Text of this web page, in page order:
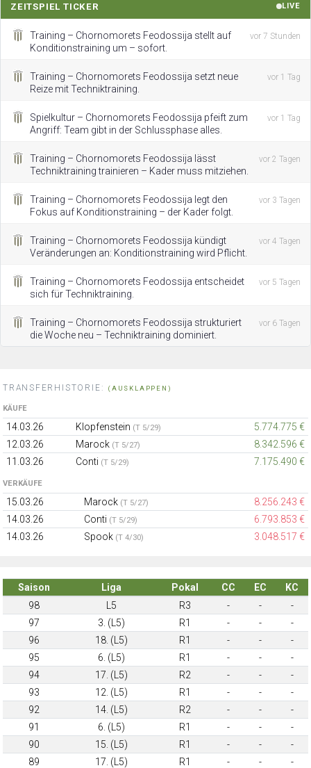
ZEITSPIEL TICKER LIVE
Training – Chornomorets Feodossija stellt auf
Konditionstraining um – sofort.
vor 7 Stunden
Training – Chornomorets Feodossija setzt neue
Reize mit Techniktraining.
vor 1 Tag
Spielkultur – Chornomorets Feodossija pfeift zum
Angriff: Team gibt in der Schlussphase alles.
vor 1 Tag
Training – Chornomorets Feodossija lässt
Techniktraining trainieren – Kader muss mitziehen.
vor 2 Tagen
Training – Chornomorets Feodossija legt den
Fokus auf Konditionstraining – der Kader folgt.
vor 3 Tagen
Training – Chornomorets Feodossija kündigt
Veränderungen an: Konditionstraining wird Pflicht.
vor 4 Tagen
Training – Chornomorets Feodossija entscheidet
sich für Techniktraining.
vor 5 Tagen
Training – Chornomorets Feodossija strukturiert
die Woche neu – Techniktraining dominiert.
vor 6 Tagen
TRANSFERHISTORIE: (AUSKLAPPEN)
KÄUFE
14.03.26 Klopfenstein (T 5/29)
5.774.775 €
12.03.26
Marock (T 5/27)
8.342.596 €
11.03.26
Conti (T 5/29) 7.175.490 €
VERKÄUFE
15.03.26 Marock (T 5/27)
8.256.243 €
14.03.26
Conti (T 5/29)
6.793.853 €
14.03.26
Spook (T 4/30) 3.048.517 €
Saison Liga Pokal CC EC
KC
98
L5 R3 - -
-
97
3. (L5) R1 - -
-
96
18. (L5) R1 - -
-
95
6. (L5) R1 - -
-
94
17. (L5) R2 - -
-
93
12. (L5) R1 - -
-
92
14. (L5) R2 - -
-
91
6. (L5) R1 - -
-
90
15. (L5) R1 - -
-
89
17. (L5) R1 - - -